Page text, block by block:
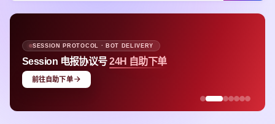
SESSION PROTOCOL · BOT DELIVERY
Session 电报协议号24H 自助下单
前往自助下单